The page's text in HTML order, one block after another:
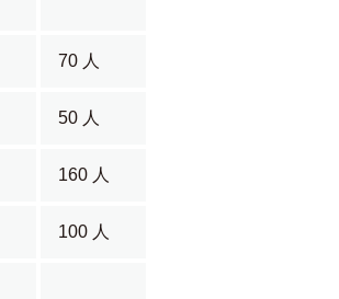
70 人
50 人
160 人
100 人